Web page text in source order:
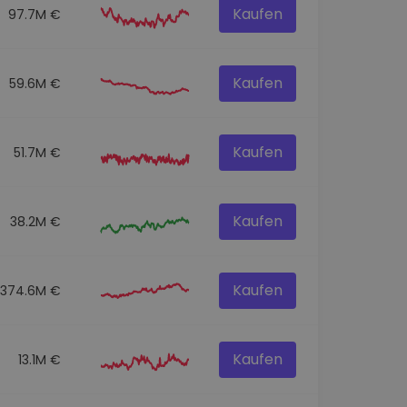
97.7M € Kaufen
59.6M € Kaufen
51.7M € Kaufen
38.2M € Kaufen
374.6M € Kaufen
13.1M € Kaufen